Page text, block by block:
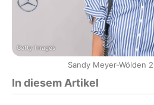
Getty Images
Sandy Meyer-Wölden
In diesem Artikel